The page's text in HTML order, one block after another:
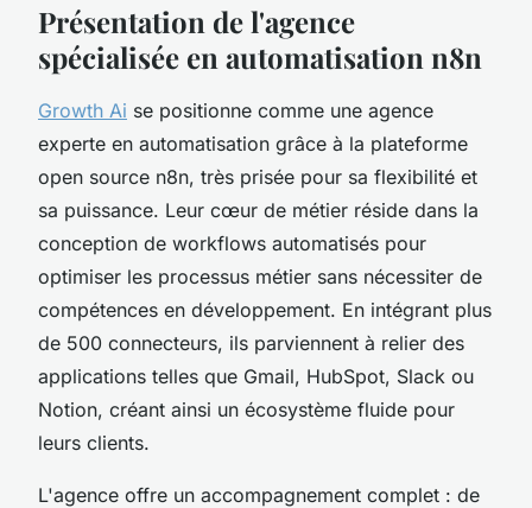
Présentation de l'agence
spécialisée en automatisation n8n
Growth Ai se positionne comme une agence
experte en automatisation grâce à la plateforme
open source n8n, très prisée pour sa flexibilité et
sa puissance. Leur cœur de métier réside dans la
conception de workflows automatisés pour
optimiser les processus métier sans nécessiter de
compétences en développement. En intégrant plus
de 500 connecteurs, ils parviennent à relier des
applications telles que Gmail, HubSpot, Slack ou
Notion, créant ainsi un écosystème fluide pour
leurs clients.
L'agence offre un accompagnement complet : de